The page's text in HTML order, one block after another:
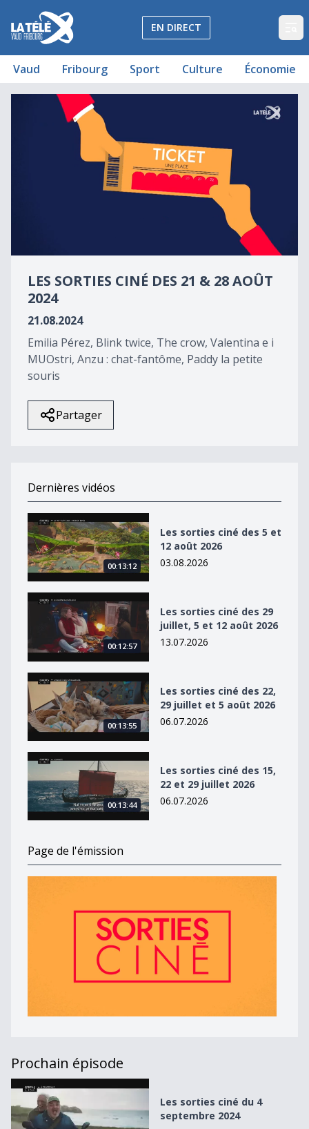
La Télé - Télévision régionale Vaud et Fribourg
EN DIRECT
Vaud Fribourg Sport Culture Économie
Les sorties ciné du 21 août 2024
Les sorties ciné des 21 & 28 août 2024
seconds
LES SORTIES CINÉ DES 21 & 28 AOÛT
2024
21.08.2024
Emilia Pérez, Blink twice, The crow, Valentina e i
MUOstri, Anzu : chat-fantôme, Paddy la petite
souris
Partager
Dernières vidéos
Les sorties ciné des 5 et 12 août 2026
00:13:12
Les sorties ciné des 5 et
12 août 2026
03.08.2026
Les sorties ciné des 29 juillet, 5 et 12 août 2026
00:12:57
Les sorties ciné des 29
juillet, 5 et 12 août 2026
13.07.2026
Les sorties ciné des 22, 29 juillet et 5 août 2026
00:13:55
Les sorties ciné des 22,
29 juillet et 5 août 2026
06.07.2026
Les sorties ciné des 15, 22 et 29 juillet 2026
00:13:44
Les sorties ciné des 15,
22 et 29 juillet 2026
06.07.2026
Page de l'émission
Prochain épisode
Les sorties ciné du 4 septembre 2024
Les sorties ciné du 4
septembre 2024